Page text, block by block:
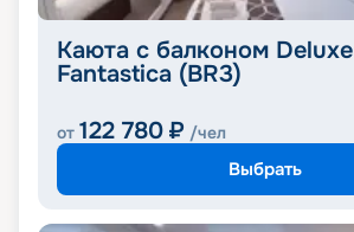
Каюта с балконом Deluxe
Fantastica (BR3)
от 122 780 ₽ /чел
Выбрать